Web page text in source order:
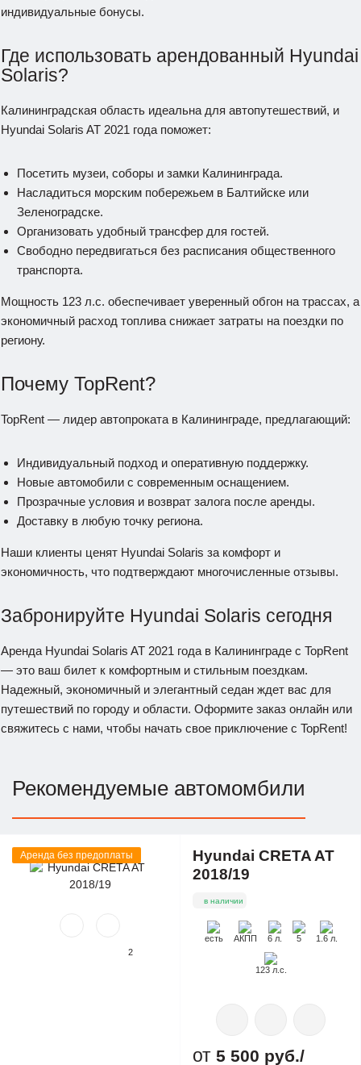
индивидуальные бонусы.
Где использовать арендованный Hyundai
Solaris?
Калининградская область идеальна для автопутешествий, и
Hyundai Solaris AT 2021 года поможет:
Посетить музеи, соборы и замки Калининграда.
Насладиться морским побережьем в Балтийске или
Зеленоградске.
Организовать удобный трансфер для гостей.
Свободно передвигаться без расписания общественного
транспорта.
Мощность 123 л.с. обеспечивает уверенный обгон на трассах, а
экономичный расход топлива снижает затраты на поездки по
региону.
Почему TopRent?
TopRent — лидер автопроката в Калининграде, предлагающий:
Индивидуальный подход и оперативную поддержку.
Новые автомобили с современным оснащением.
Прозрачные условия и возврат залога после аренды.
Доставку в любую точку региона.
Наши клиенты ценят Hyundai Solaris за комфорт и
экономичность, что подтверждают многочисленные отзывы.
Забронируйте Hyundai Solaris сегодня
Аренда Hyundai Solaris AT 2021 года в Калининграде с TopRent
— это ваш билет к комфортным и стильным поездкам.
Надежный, экономичный и элегантный седан ждет вас для
путешествий по городу и области. Оформите заказ онлайн или
свяжитесь с нами, чтобы начать свое приключение с TopRent!
Рекомендуемые автомомбили
Аренда без предоплаты
2
Hyundai CRETA AT
2018/19
в наличии
есть АКПП 6 л. 5 1.6 л.
123 л.с.
5 500 руб./